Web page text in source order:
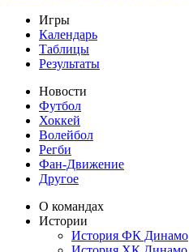
Игры
Календарь
Таблицы
Результаты
Новости
Футбол
Хоккей
Волейбол
Регби
Фан-Движение
Другое
О командах
Истории
История ФК Динамо